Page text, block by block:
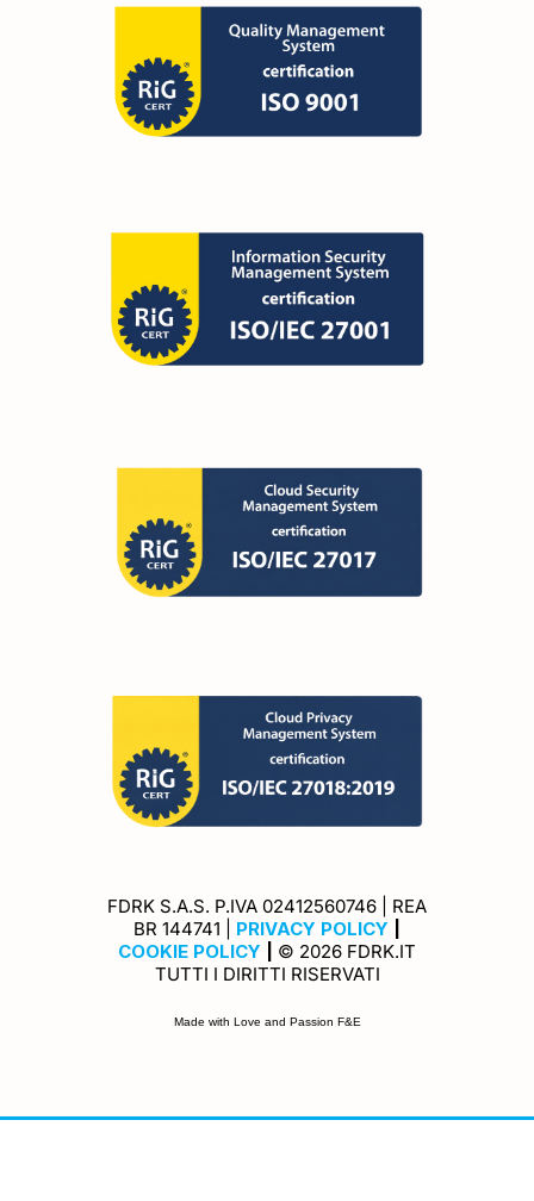
FDRK S.A.S. P.IVA 02412560746 | REA
BR 144741 |
PRIVACY POLICY
COOKIE POLICY
© 2026 FDRK.IT
TUTTI I DIRITTI RISERVATI
Made with Love and Passion F&E
Privacy Policy